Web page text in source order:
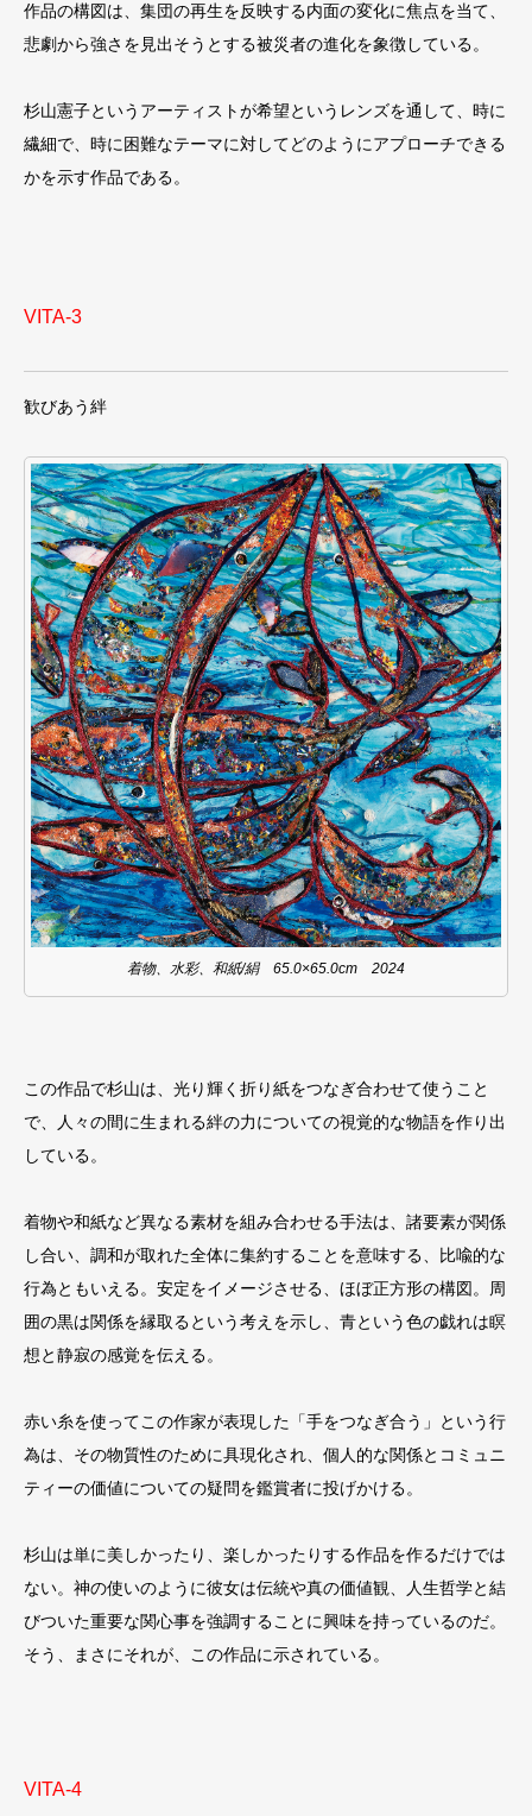
作品の構図は、集団の再生を反映する内面の変化に焦点を当て、
悲劇から強さを見出そうとする被災者の進化を象徴している。
杉山憲子というアーティストが希望というレンズを通して、時に
繊細で、時に困難なテーマに対してどのようにアプローチできる
かを示す作品である。
VITA-3
歓びあう絆
着物、水彩、和紙/絹 65.0×65.0cm 2024
この作品で杉山は、光り輝く折り紙をつなぎ合わせて使うこと
で、人々の間に生まれる絆の力についての視覚的な物語を作り出
している。
着物や和紙など異なる素材を組み合わせる手法は、諸要素が関係
し合い、調和が取れた全体に集約することを意味する、比喩的な
行為ともいえる。安定をイメージさせる、ほぼ正方形の構図。周
囲の黒は関係を縁取るという考えを示し、青という色の戯れは瞑
想と静寂の感覚を伝える。
赤い糸を使ってこの作家が表現した「手をつなぎ合う」という行
為は、その物質性のために具現化され、個人的な関係とコミュニ
ティーの価値についての疑問を鑑賞者に投げかける。
杉山は単に美しかったり、楽しかったりする作品を作るだけでは
ない。神の使いのように彼女は伝統や真の価値観、人生哲学と結
びついた重要な関心事を強調することに興味を持っているのだ。
そう、まさにそれが、この作品に示されている。
VITA-4